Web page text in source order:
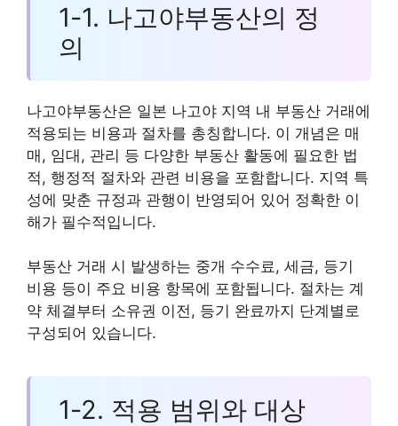
1-1. 나고야부동산의 정
의
나고야부동산은 일본 나고야 지역 내 부동산 거래에
적용되는 비용과 절차를 총칭합니다. 이 개념은 매
매, 임대, 관리 등 다양한 부동산 활동에 필요한 법
적, 행정적 절차와 관련 비용을 포함합니다. 지역 특
성에 맞춘 규정과 관행이 반영되어 있어 정확한 이
해가 필수적입니다.
부동산 거래 시 발생하는 중개 수수료, 세금, 등기
비용 등이 주요 비용 항목에 포함됩니다. 절차는 계
약 체결부터 소유권 이전, 등기 완료까지 단계별로
구성되어 있습니다.
1-2. 적용 범위와 대상